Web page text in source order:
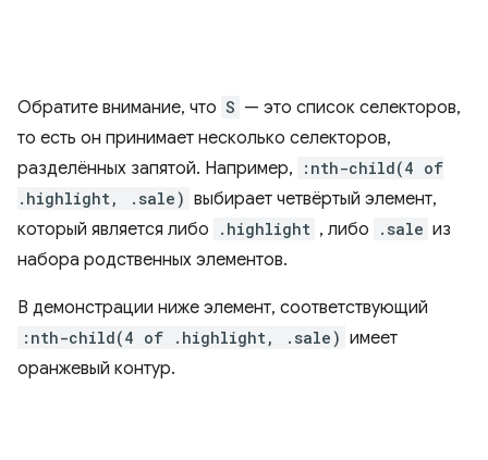
Обратите внимание, что S — это список селекторов,
то есть он принимает несколько селекторов,
разделённых запятой. Например,
:nth-child(4 of
.highlight, .sale) выбирает четвёртый элемент,
который является либо
.highlight , либо .sale из
набора родственных элементов.
В демонстрации ниже элемент, соответствующий
:nth-child(4 of .highlight, .sale) имеет
оранжевый контур.